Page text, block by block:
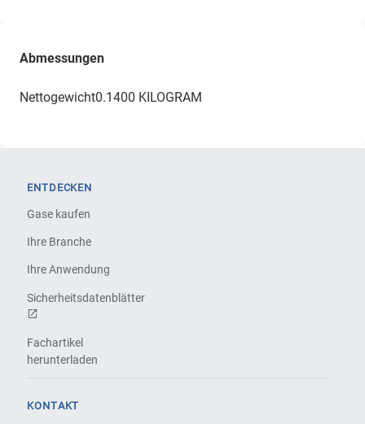
Abmessungen
Nettogewicht0.1400 KILOGRAM
ENTDECKEN
Gase kaufen
Ihre Branche
Ihre Anwendung
Sicherheitsdatenblätter
Fachartikel
herunterladen
KONTAKT